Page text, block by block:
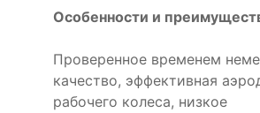
Особенности и
Проверенное временем
качество, эффективная
рабочего колеса, низкое